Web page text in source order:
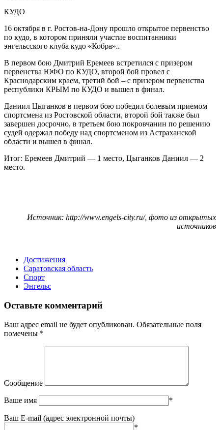
КУДО
16 октября в г. Ростов-на-Дону прошло открытое первенство
по кудо, в котором приняли участие воспитанники
энгельсского клуба кудо «Кобра»..
В первом бою Дмитрий Еремеев встретился с призером
первенства ЮФО по КУДО, второй бой провел с
Краснодарским краем, третий бой – с призером первенства
республики КРЫМ по КУДО и вышел в финал.
Даниил Цыганков в первом бою победил болевым приемом
спортсмена из Ростовской области, второй бой также был
завершен досрочно, в третьем бою покровчанин по решению
судей одержал победу над спортсменом из Астраханской
области и вышел в финал.
Итог: Еремеев Дмитрий — 1 место, Цыганков Даниил — 2
место.
Источник: http://www.engels-city.ru/, фото из открытых
источников
Достижения
Саратовская область
Спорт
Энгельс
Оставьте комментарий
Ваш адрес email не будет опубликован. Обязательные поля
помечены *
Сообщение
Ваше имя *
Ваш E-mail (адрес электронной почты)
*